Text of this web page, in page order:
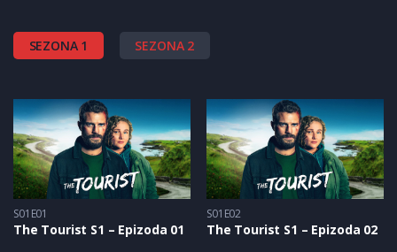
SEZONA 1 SEZONA 2
S01E01
The Tourist S1 – Epizoda 01
S01E02
The Tourist S1 – Epizoda 02